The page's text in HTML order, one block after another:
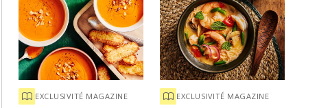
EXCLUSIVITÉ MAGAZINE EXCLUSIVITÉ MAGAZINE